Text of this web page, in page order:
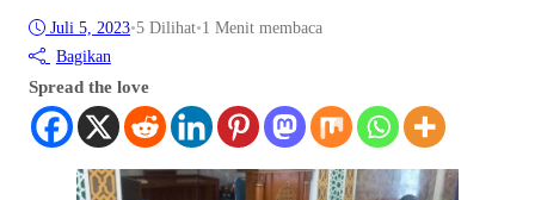
Juli 5, 2023•5 Dilihat•1 Menit membaca
Bagikan
Spread the love